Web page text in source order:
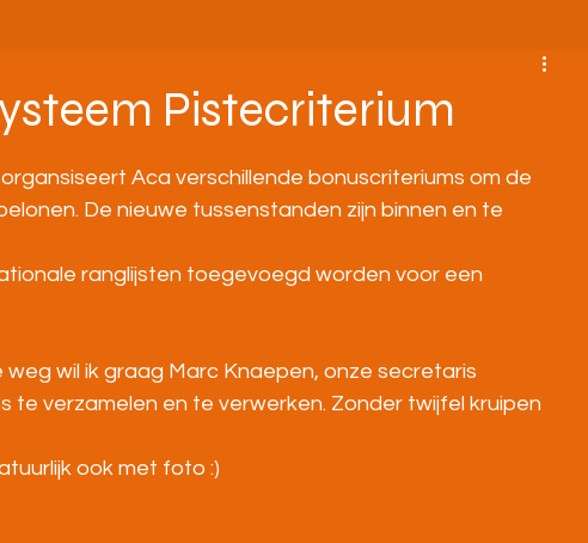
Pistecriterium
Aca verschillende bonuscriteriums om de
De nieuwe tussenstanden zijn binnen en te
ranglijsten toegevoegd worden voor een
wil ik graag Marc Knaepen, onze secretaris
te verzamelen en te verwerken. Zonder twijfel kruipen
ook met foto :)